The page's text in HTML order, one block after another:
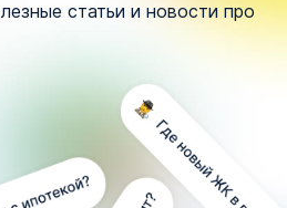
статьи и новости про